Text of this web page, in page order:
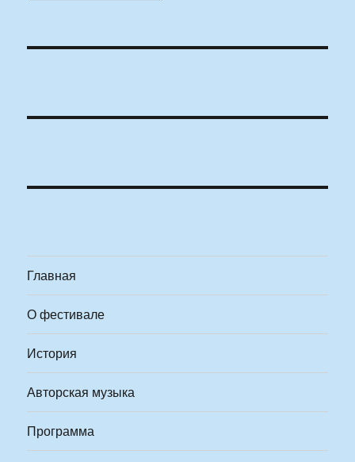
Главная
О фестивале
История
Авторская музыка
Программа